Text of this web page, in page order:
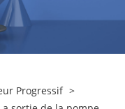
Progressif >